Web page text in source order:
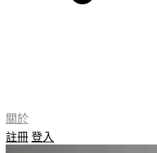
關於
註冊 登入